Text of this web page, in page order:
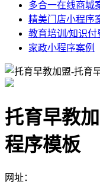
多合一在线商城
精美门店小程序
教育培训/知识付
家政小程序案例
托育早教
程序模板
网址：